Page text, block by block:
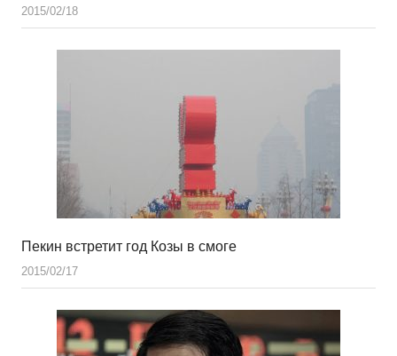
2015/02/18
Пекин встретит год Козы в смоге
2015/02/17